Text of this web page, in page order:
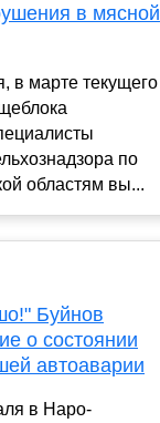
в мясной
в марте текущего
по
областям вы...
Буйнов
о состоянии
автоаварии
в Наро-